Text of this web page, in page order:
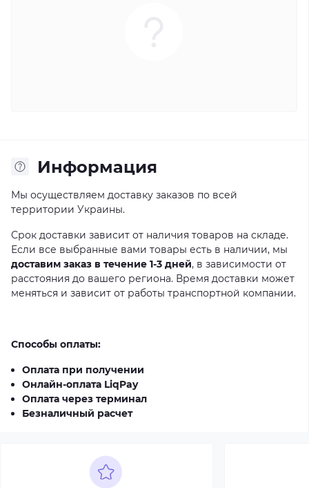
Информация
Мы осуществляем доставку заказов по всей
территории Украины.
Срок доставки зависит от наличия товаров на складе.
Если все выбранные вами товары есть в наличии, мы
доставим заказ в течение 1-3 дней, в зависимости от
расстояния до вашего региона. Время доставки может
меняться и зависит от работы транспортной компании.
Способы оплаты:
Оплата при получении
Онлайн-оплата LiqPay
Оплата через терминал
Безналичный расчет